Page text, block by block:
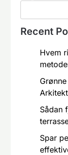
Recent
Hvem
Sådan
Spar